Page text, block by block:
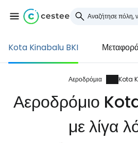
Kota Kinabalu BKI
Αεροδρόμια Kota
Αεροδρόμιο
με λίγα
Συνδεθείτε
... η παγκόσμια ταξιδιωτική
Συνεχίστε με